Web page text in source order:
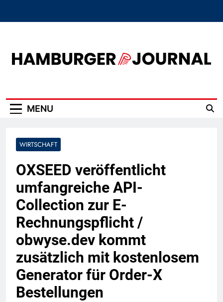
MENU
WIRTSCHAFT
OXSEED veröffentlicht
umfangreiche API-
Collection zur E-
Rechnungspflicht /
obwyse.dev kommt
zusätzlich mit kostenlosem
Generator für Order-X
Bestellungen